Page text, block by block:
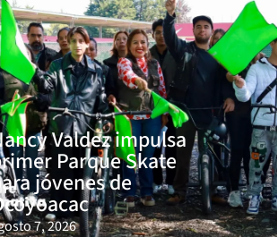
Valdez impulsa
Parque Skate
jóvenes de
7, 2026